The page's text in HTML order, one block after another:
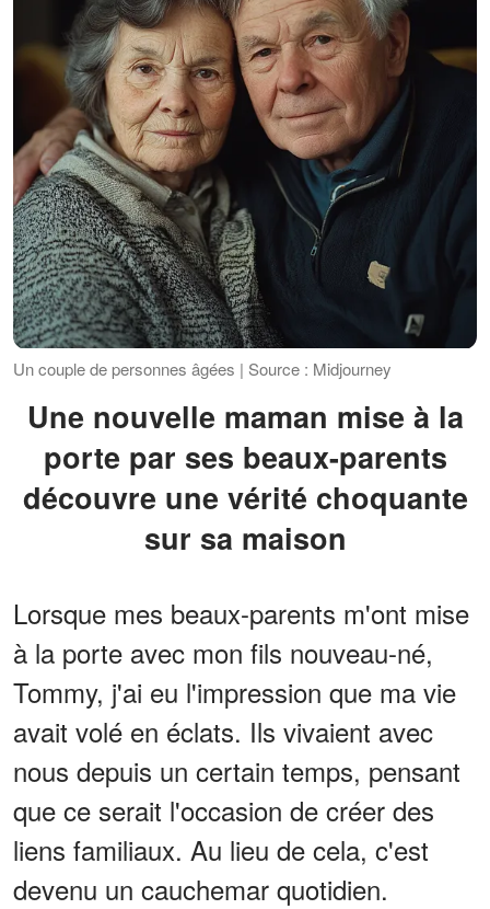
Un couple de personnes âgées | Source : Midjourney
Une nouvelle maman mise à la
porte par ses beaux-parents
découvre une vérité choquante
sur sa maison
Lorsque mes beaux-parents m'ont mise
à la porte avec mon fils nouveau-né,
Tommy, j'ai eu l'impression que ma vie
avait volé en éclats. Ils vivaient avec
nous depuis un certain temps, pensant
que ce serait l'occasion de créer des
liens familiaux. Au lieu de cela, c'est
devenu un cauchemar quotidien.